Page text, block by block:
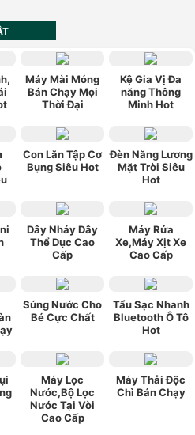
đi nhé
Sản phẩm có kiểu
trang, phù hợp với túi
hành tốt. Rất hài lòng về
Mua cho ba mình
rồi , giá cả hợp lý , vừa
, ba mình rất vừa ý .
Máy Mài Móng
Bán Chạy Mọi
Thời Đại
Kệ Gia Vị Đa
năng Thông
Minh Hot
Con Lăn Tập Cơ
Bụng Siêu Hot
Đèn Năng Lương
Mặt Trời Siêu
Hot
Dây Nhảy Dây
Thể Dục Cao
Cấp
Máy Rửa
Xe,Máy Xịt Xe
Cao Cấp
Súng Nước Cho
Bé Cực Chất
Tẩu Sạc Nhanh
Bluetooth Ô Tô
Hot
Máy Lọc
Nước,Bộ Lọc
Nước Tại Vòi
Cao Cấp
Máy Thải Độc
Chì Bán Chạy